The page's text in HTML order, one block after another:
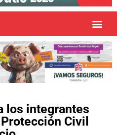
los integrantes
Civil